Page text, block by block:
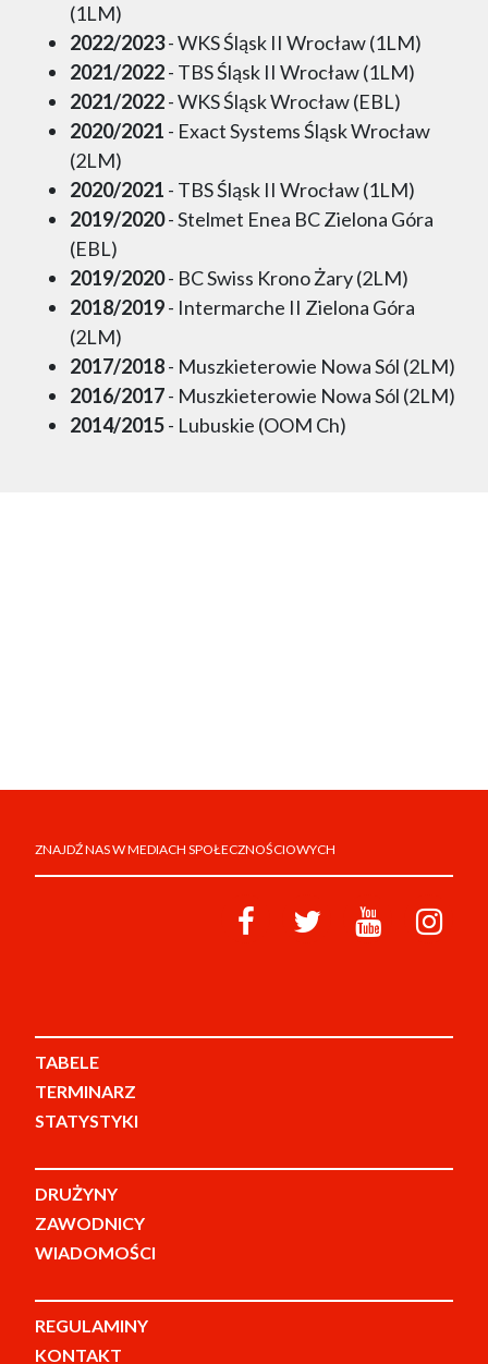
(1LM)
2022/2023- WKS Śląsk II Wrocław (1LM)
2021/2022- TBS Śląsk II Wrocław (1LM)
2021/2022- WKS Śląsk Wrocław (EBL)
2020/2021 - Exact Systems Śląsk Wrocław
(2LM)
2020/2021 - TBS Śląsk II Wrocław (1LM)
2019/2020- Stelmet Enea BC Zielona Góra
(EBL)
2019/2020- BC Swiss Krono Żary (2LM)
2018/2019- Intermarche II Zielona Góra
(2LM)
2017/2018- Muszkieterowie Nowa Sól (2LM)
2016/2017- Muszkieterowie Nowa Sól (2LM)
2014/2015- Lubuskie (OOM Ch)
ZNAJDŹ NAS W MEDIACH SPOŁECZNOŚCIOWYCH
TABELE
TERMINARZ
STATYSTYKI
DRUŻYNY
ZAWODNICY
WIADOMOŚCI
REGULAMINY
KONTAKT